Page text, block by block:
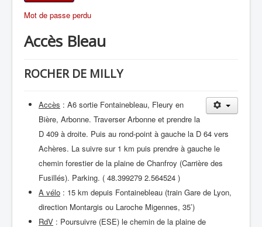
RANDONNÉE SPORTIVE
Mot de passe perdu
Accès Bleau
ROCHER DE MILLY
Accès : A6 sortie Fontainebleau, Fleury en
Bière, Arbonne. Traverser Arbonne et prendre la
D 409 à droite. Puis au rond-point à gauche la D 64 vers
Achères. La suivre sur 1 km puis prendre à gauche le
chemin forestier de la plaine de Chanfroy (Carrière des
Fusillés). Parking. ( 48.399279 2.564524 )
A vélo : 15 km depuis Fontainebleau (train Gare de Lyon,
direction Montargis ou Laroche Migennes, 35’)
RdV : Poursuivre (ESE) le chemin de la plaine de